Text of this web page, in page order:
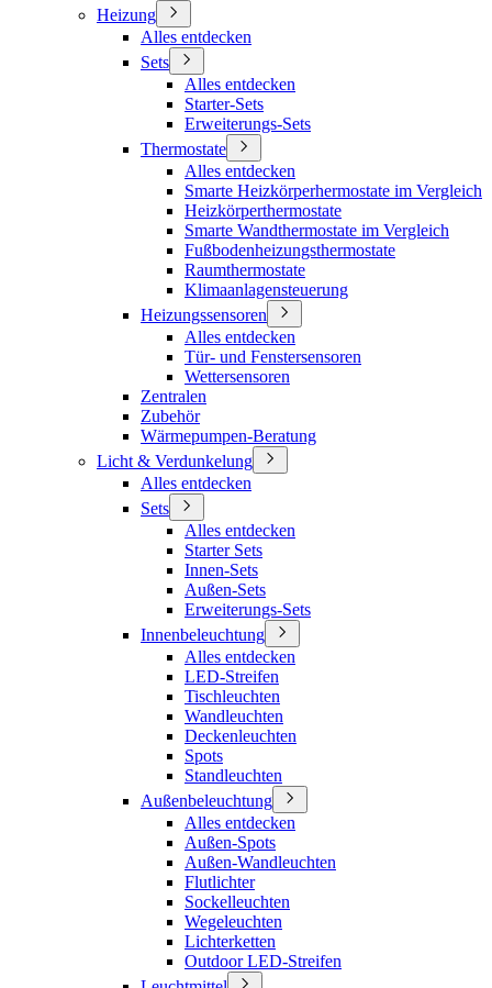
Heizung
Alles entdecken
Sets
Alles entdecken
Starter-Sets
Erweiterungs-Sets
Thermostate
Alles entdecken
Smarte Heizkörperhermostate im Vergleich
Heizkörperthermostate
Smarte Wandthermostate im Vergleich
Fußbodenheizungsthermostate
Raumthermostate
Klimaanlagensteuerung
Heizungssensoren
Alles entdecken
Tür- und Fenstersensoren
Wettersensoren
Zentralen
Zubehör
Wärmepumpen-Beratung
Licht & Verdunkelung
Alles entdecken
Sets
Alles entdecken
Starter Sets
Innen-Sets
Außen-Sets
Erweiterungs-Sets
Innenbeleuchtung
Alles entdecken
LED-Streifen
Tischleuchten
Wandleuchten
Deckenleuchten
Spots
Standleuchten
Außenbeleuchtung
Alles entdecken
Außen-Spots
Außen-Wandleuchten
Flutlichter
Sockelleuchten
Wegeleuchten
Lichterketten
Outdoor LED-Streifen